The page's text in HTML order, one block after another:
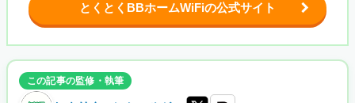
とくとくBBホームWiFiの公式サイト
この記事の監修・執筆